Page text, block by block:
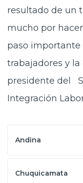
resultado de un
mucho por
paso importante
trabajadores y la
presidente del
Integración
Andina
Chuquicamata